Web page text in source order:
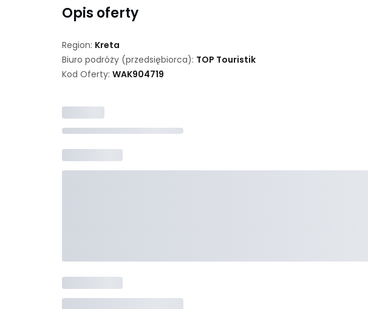
Opis oferty
Region: Kreta
Biuro podróży (przedsiębiorca): TOP Touristik
Kod Oferty: WAK904719